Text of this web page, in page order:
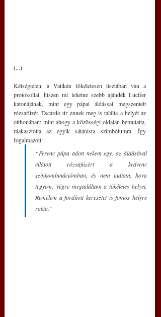
(...)
Kétségtelen, a Vatikán tökéletesen tisztában van a
protokollal, hiszen mi lehetne szebb ajándék Lucifer
katonájának, mint egy pápai áldással megszentelt
rózsafüzér. Escardo úr ennek meg is találta a helyét az
otthonában: mint ahogy a közösségi oldalán bemutatta,
ráakasztotta az egyik sátánista szimbólumra. Így
fogalmazott:
“Ferenc pápa adott nekem egy, az áldásával
ellátott rózsafüzért a kedvenc
színkombinációmban, és nem tudtam, hova
tegyem. Végre megtaláltam a tökéletes helyet.
Remélem a fordított keresztet is fontos helyre
rakta.”